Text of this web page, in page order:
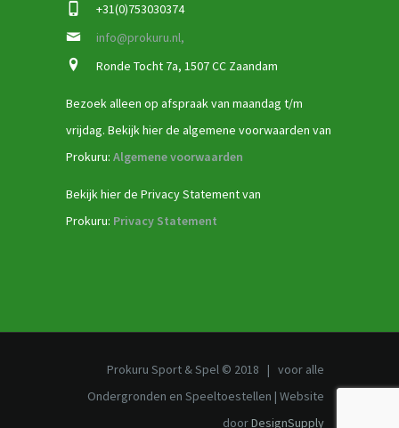
+31(0)753030374
info@prokuru.nl,
Ronde Tocht 7a, 1507 CC Zaandam
Bezoek alleen op afspraak van maandag t/m
vrijdag. Bekijk hier de algemene voorwaarden van
Prokuru: Algemene voorwaarden
Bekijk hier de Privacy Statement van
Prokuru: Privacy Statement
Prokuru Sport & Spel © 2018 | voor alle
Ondergronden en Speeltoestellen | Website
doorDesignSupply